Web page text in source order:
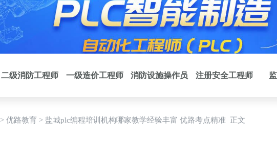
二级消防工程师 一级造价工程师 消防设施操作员 注册安全工程师
> 优路教育 > 盐城plc编程培训机构哪家教学经验丰富 优路考点精准 正文